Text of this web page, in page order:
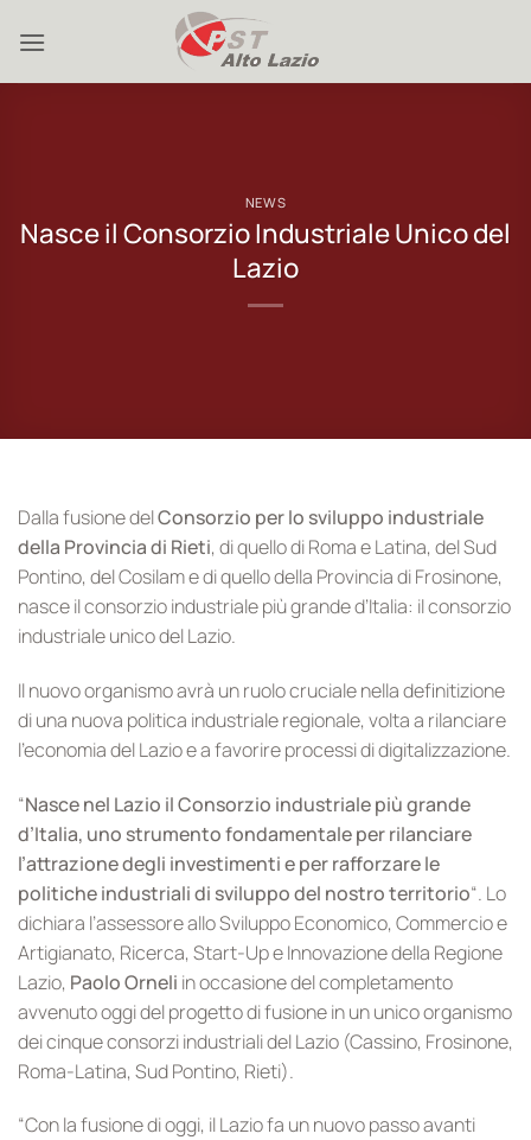
NEWS
Nasce il Consorzio Industriale Unico del
Lazio
Dalla fusione delConsorzio per lo sviluppo industriale
della Provincia di Rieti, di quello di Roma e Latina, del Sud
Pontino, del Cosilam e di quello della Provincia di Frosinone,
nasce il consorzio industriale più grande d’Italia: il consorzio
industriale unico del Lazio.
Il nuovo organismo avrà un ruolo cruciale nella definitizione
di una nuova politica industriale regionale, volta a rilanciare
l’economia del Lazio e a favorire processi di digitalizzazione.
“Nasce nel Lazio il Consorzio industriale più grande
d’Italia, uno strumento fondamentale per rilanciare
l’attrazione degli investimenti e per rafforzare le
politiche industriali di sviluppo del nostro territorio“. Lo
dichiara l’assessore allo Sviluppo Economico, Commercio e
Artigianato, Ricerca, Start-Up e Innovazione della Regione
Lazio, Paolo Orneli in occasione del completamento
avvenuto oggi del progetto di fusione in un unico organismo
dei cinque consorzi industriali del Lazio (Cassino, Frosinone,
Roma-Latina, Sud Pontino, Rieti).
“Con la fusione di oggi, il Lazio fa un nuovo passo avanti